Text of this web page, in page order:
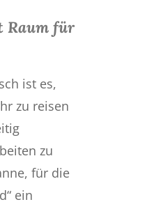
Raum für
ist es,
zu reisen
zu
für die
ein